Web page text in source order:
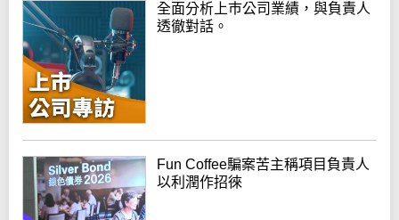
全面分析上巿公司業績，與負責人
透徹對話。
Fun Coffee騙案苦主稱項目負責人
以利潤作招徠